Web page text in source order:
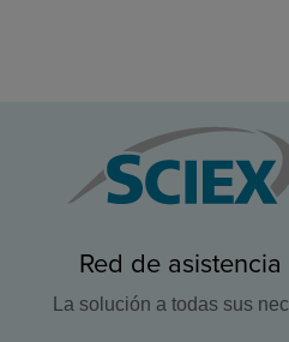
Red de
La solución a todas sus